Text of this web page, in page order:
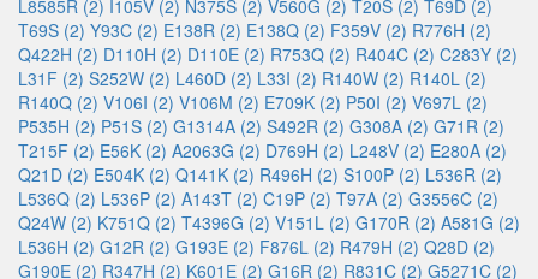
L8585R (2) I105V (2) N375S (2) V560G (2) T20S (2) T69D (2)
T69S (2) Y93C (2) E138R (2) E138Q (2) F359V (2) R776H (2)
Q422H (2) D110H (2) D110E (2) R753Q (2) R404C (2) C283Y (2)
L31F (2) S252W (2) L460D (2) L33I (2) R140W (2) R140L (2)
R140Q (2) V106I (2) V106M (2) E709K (2) P50I (2) V697L (2)
P535H (2) P51S (2) G1314A (2) S492R (2) G308A (2) G71R (2)
T215F (2) E56K (2) A2063G (2) D769H (2) L248V (2) E280A (2)
Q21D (2) E504K (2) Q141K (2) R496H (2) S100P (2) L536R (2)
L536Q (2) L536P (2) A143T (2) C19P (2) T97A (2) G3556C (2)
Q24W (2) K751Q (2) T4396G (2) V151L (2) G170R (2) A581G (2)
L536H (2) G12R (2) G193E (2) F876L (2) R479H (2) Q28D (2)
G190E (2) R347H (2) K601E (2) G16R (2) R831C (2) G5271C (2)